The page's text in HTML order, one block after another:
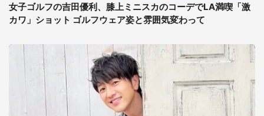
女子ゴルフの吉田優利、膝上ミニスカのコーデでLA満喫「激
カワ」ショット ゴルフウェア姿と雰囲気変わって